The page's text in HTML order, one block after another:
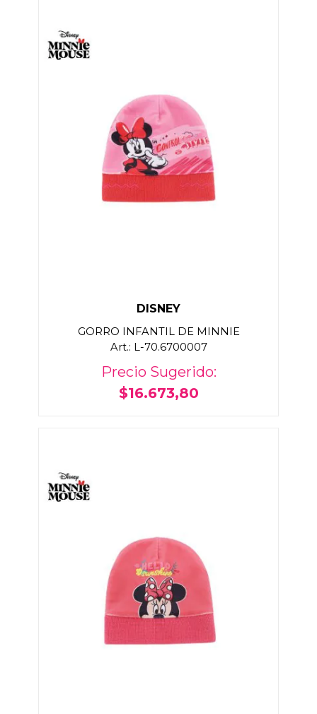
DISNEY
GORRO INFANTIL DE MINNIE
Art.: L-70.6700007
Precio Sugerido:
$16.673,80